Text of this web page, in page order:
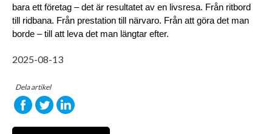
bara ett företag – det är resultatet av en livsresa. Från ritbord
till ridbana. Från prestation till närvaro. Från att göra det man
borde – till att leva det man längtar efter.
2025-08-13
Dela artikel